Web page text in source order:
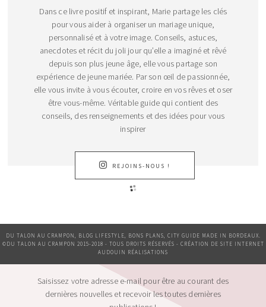
Dans ce livre positif et inspirant, Marie partage les clés
pour vous aider à organiser un mariage unique,
personnalisé et à votre image. Conseils, astuces,
anecdotes et récit du joli jour qu’elle a imaginé et rêvé
depuis son plus jeune âge, elle vous partage son
expérience de jeune mariée. Par son œil de passionnée,
elle vous invite à vous écouter, croire en vos rêves et oser
être vous-même. Véritable guide qui contient des
conseils, des renseignements et des idées pour vous
inspirer
REJOINS-NOUS !
DU TALON AU CRAMPON, BLOG LIFESTYLE, BONS PLANS, CITY GUIDE MADE IN BORDEAUX.
©DU TALON AU CRAMPON 2015-2018 - TOUS DROITS RÉSERVÉS - CRÉATION DE SITE INTERNET
AUDOUIN RÉALISATIONS
Saisissez votre adresse e-mail pour être au courant des
dernières nouvelles et recevoir les toutes dernières